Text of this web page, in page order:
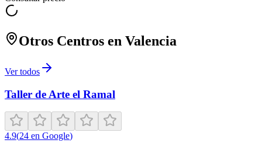
Otros Centros en Valencia
Ver todos
Taller de Arte el Ramal
4.9(24 en Google)